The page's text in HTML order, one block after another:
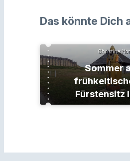
Das könnte Dich
Christine
Sommer
Fürstensitz